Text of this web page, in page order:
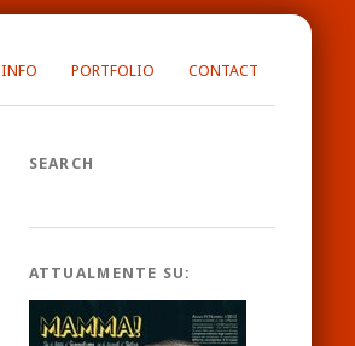
INFO PORTFOLIO CONTACT
SEARCH
ATTUALMENTE SU: